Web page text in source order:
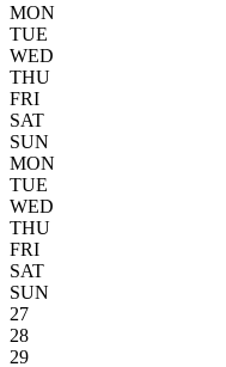
MON
TUE
WED
THU
FRI
SAT
SUN
MON
TUE
WED
THU
FRI
SAT
SUN
27
28
29